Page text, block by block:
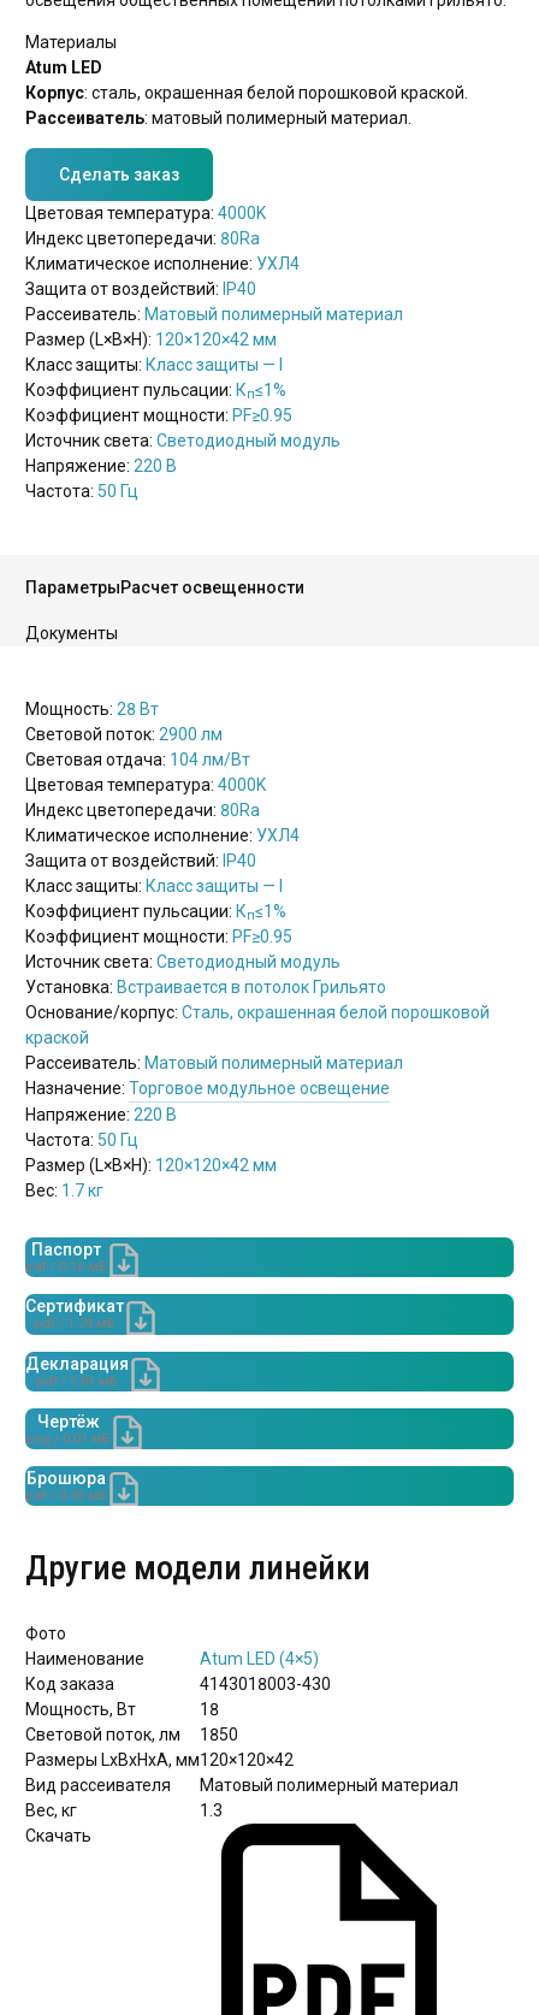
Материалы
Atum LED
Корпус: сталь, окрашенная белой порошковой краской.
Рассеиватель: матовый полимерный материал.
Сделать заказ
Цветовая температура: 4000K
Индекс цветопередачи: 80Ra
Климатическое исполнение: УХЛ4
Защита от воздействий: IP40
Рассеиватель: Матовый полимерный материал
Размер (L×B×H): 120×120×42 мм
Класс защиты: Класс защиты — I
Коэффициент пульсации: Кп≤1%
Коэффициент мощности: PF≥0.95
Источник света: Светодиодный модуль
Напряжение: 220 В
Частота: 50 Гц
ПараметрыРасчет освещенности
Документы
Мощность: 28 Вт
Световой поток: 2900 лм
Световая отдача: 104 лм/Вт
Цветовая температура: 4000K
Индекс цветопередачи: 80Ra
Климатическое исполнение: УХЛ4
Защита от воздействий: IP40
Класс защиты: Класс защиты — I
Коэффициент пульсации: Кп≤1%
Коэффициент мощности: PF≥0.95
Источник света: Светодиодный модуль
Установка: Встраивается в потолок Грильято
Основание/корпус: Сталь, окрашенная белой порошковой
краской
Рассеиватель: Матовый полимерный материал
Назначение: Торговое модульное освещение
Напряжение: 220 В
Частота: 50 Гц
Размер (L×B×H): 120×120×42 мм
Вес: 1.7 кг
Паспорт
pdf / 0.16 мБ
Сертификат
pdf / 1.74 мБ
Декларация
pdf / 1.01 мБ
Чертёж
png / 0.01 мБ
Брошюра
pdf / 0.35 мБ
Другие модели линейки
Фото
Наименование
Код заказа
Мощность, Вт
Световой поток, лм
Размеры LxBxHхА, мм
Вид рассеивателя
Вес, кг
Скачать
Atum LED (4×5)
4143018003-430
18
1850
120×120×42
Матовый полимерный материал
1.3